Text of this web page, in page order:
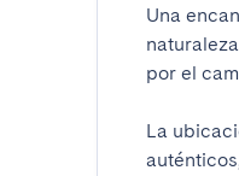
Una
por el
La